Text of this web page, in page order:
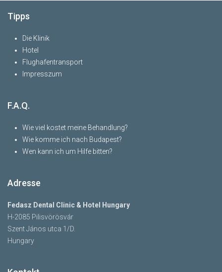
Tipps
Die Klinik
Hotel
Flughafentransport
Impresszum
F.A.Q.
Wie viel kostet meine Behandlung?
Wie komme ich nach Budapest?
Wen kann ich um Hilfe bitten?
Adresse
Fedasz Dental Clinic & Hotel Hungary
H-2085 Pilisvörösvár
Szent János utca 1/D.
Hungary